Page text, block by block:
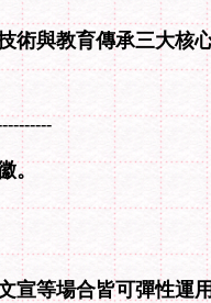
與教育傳承三大核
。
宣等場合皆可彈性運